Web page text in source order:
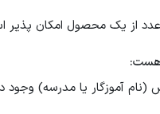
هست:
آموزگار یا مدرسه) وجود